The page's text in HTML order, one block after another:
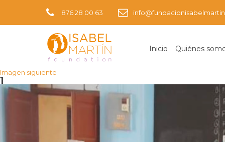
876 28 00 63
Inicio Quiénes
Imagen siguiente
1